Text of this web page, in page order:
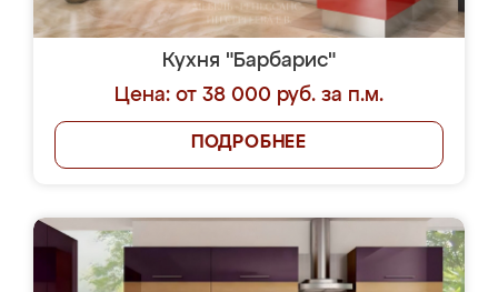
Кухня "Барбарис"
Цена: от 38 000 руб. за п.м.
ПОДРОБНЕЕ